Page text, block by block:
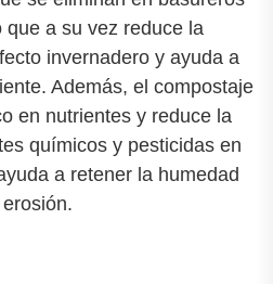
a su vez reduce la
invernadero y ayuda a
Además, el compostaje
en nutrientes y reduce la
químicos y pesticidas en
a retener la humedad